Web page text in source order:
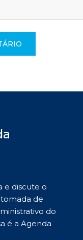
e discute o
de
do
é a Agenda